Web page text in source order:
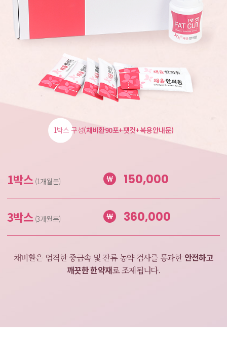
1박스 구성(채비환90포+팻컷+복용안내문)
1박스(1개월분) 150,000
3박스(3개월분) 360,000
채비환은 엄격한 중금속 및 잔류 농약 검사를통과한안전하고
깨끗한 한약재로 조제됩니다.